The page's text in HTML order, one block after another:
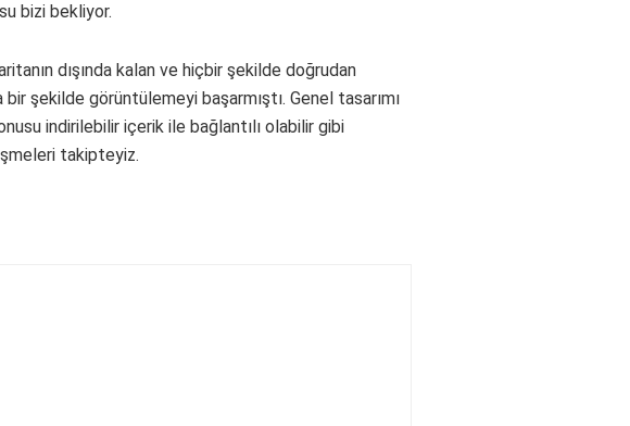
bizi bekliyor.
dışında kalan ve hiçbir şekilde doğrudan
şekilde görüntülemeyi başarmıştı. Genel tasarımı
indirilebilir içerik ile bağlantılı olabilir gibi
takipteyiz.